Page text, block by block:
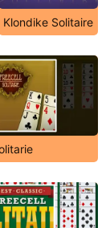
Klondike Solitaire